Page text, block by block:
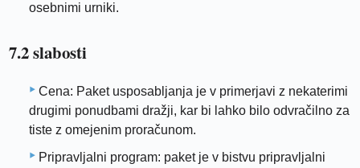
osebnimi urniki.
7.2 slabosti
Cena: Paket usposabljanja je v primerjavi z nekaterimi
drugimi ponudbami dražji, kar bi lahko bilo odvračilno za
tiste z omejenim proračunom.
Pripravljalni program: paket je v bistvu pripravljalni